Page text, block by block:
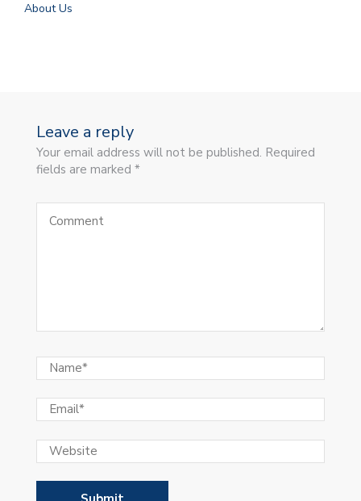
About Us
Leave a reply
Your email address will not be published. Required
fields are marked *